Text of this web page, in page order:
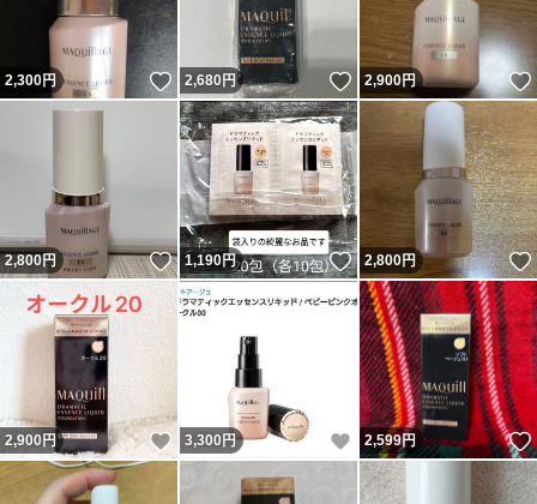
2,300円 いいね！
2,680円 いいね！
2,900円
2,800円 いいね！
1,190円 いいね！
2,800円
2,900円 いいね！
3,300 円 いいね！
2,599円